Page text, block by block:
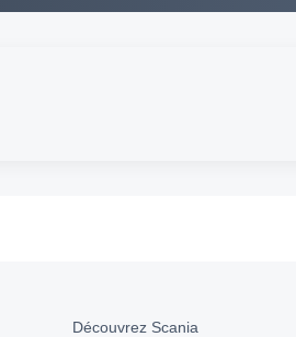
Découvrez Scania